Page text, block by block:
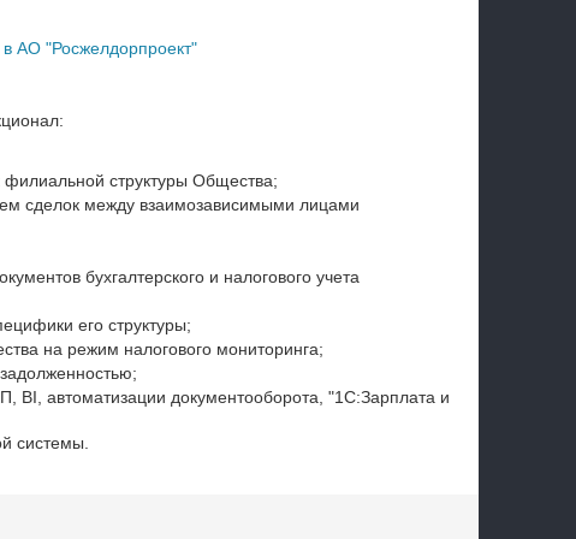
АО "Росжелдорпроект"
филиальной структуры Общества;
сделок между взаимозависимыми лицами
бухгалтерского и налогового учета
его структуры;
на режим налогового мониторинга;
BI, автоматизации документооборота, "1С:Зарплата и
системы.